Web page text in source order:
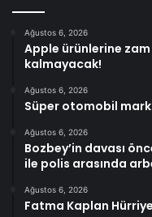
Ağustos 6, 2026
Apple ürünlerine zam
kalmayacak!
Ağustos 6, 2026
Süper otomobil
Ağustos 6, 2026
Bozbey’in davası
ile polis arasında
Ağustos 6, 2026
Fatma Kaplan